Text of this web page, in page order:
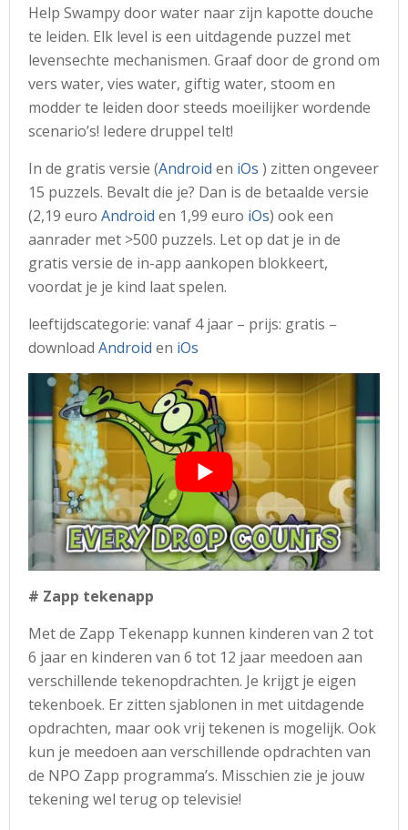
Help Swampy door water naar zijn kapotte douche
te leiden. Elk level is een uitdagende puzzel met
levensechte mechanismen. Graaf door de grond om
vers water, vies water, giftig water, stoom en
modder te leiden door steeds moeilijker wordende
scenario’s! Iedere druppel telt!
In de gratis versie (Android en iOs ) zitten ongeveer
15 puzzels. Bevalt die je? Dan is de betaalde versie
(2,19 euro Android en 1,99 euro iOs) ook een
aanrader met >500 puzzels. Let op dat je in de
gratis versie de in-app aankopen blokkeert,
voordat je je kind laat spelen.
leeftijdscategorie: vanaf 4 jaar – prijs: gratis –
download Android en iOs
# Zapp tekenapp
Met de Zapp Tekenapp kunnen kinderen van 2 tot
6 jaar en kinderen van 6 tot 12 jaar meedoen aan
verschillende tekenopdrachten. Je krijgt je eigen
tekenboek. Er zitten sjablonen in met uitdagende
opdrachten, maar ook vrij tekenen is mogelijk. Ook
kun je meedoen aan verschillende opdrachten van
de NPO Zapp programma’s. Misschien zie je jouw
tekening wel terug op televisie!